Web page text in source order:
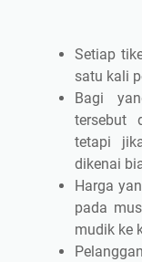
Setiap
satu kali
Bagi
tersebut
tetapi
dikenai
Harga
pada
mudik ke